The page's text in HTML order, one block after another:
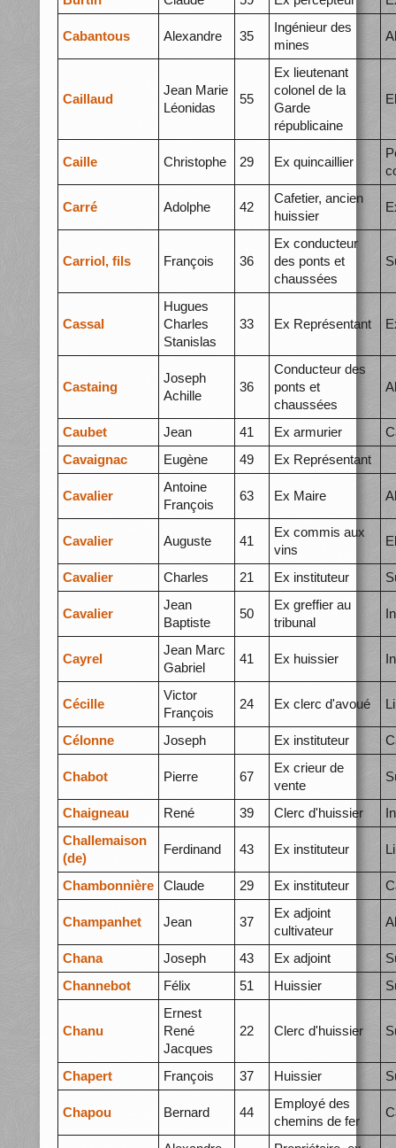
Cabantous Alexandre 35
Ingénieur des
mines
Caillaud
Jean Marie
Léonidas
55
Ex lieutenant
colonel de la
Garde
républicaine
Caille Christophe 29 Ex quincaillier
Carré Adolphe 42
Cafetier, ancien
huissier
Carriol, fils François 36
Ex conducteur
des ponts et
chaussées
Cassal
Hugues
Charles
Stanislas
33 Ex Représentant
Castaing
Joseph
Achille
36
Conducteur des
ponts et
chaussées
Caubet Jean 41 Ex armurier
Cavaignac
Eugène 49 Ex Représentant
Cavalier
Antoine
François
63 Ex Maire
Cavalier Auguste 41
Ex commis aux
vins
Cavalier Charles 21 Ex instituteur
Cavalier
Jean
Baptiste
50
Ex greffier au
tribunal
Cayrel
Jean Marc
Gabriel
41 Ex huissier
Cécille
Victor
François
24 Ex clerc d'avoué
Célonne Joseph Ex instituteur
Chabot Pierre 67
Ex crieur de
vente
Chaigneau René 39 Clerc d'huissier
Challemaison
(de)
Ferdinand 43 Ex instituteur
Chambonnière Claude 29 Ex instituteur
Champanhet Jean 37
Ex adjoint
cultivateur
Chana Joseph 43 Ex adjoint
Channebot
Félix 51 Huissier
Chanu
Ernest
René
Jacques
22 Clerc d'huissier
Chapert François 37 Huissier
Chapou Bernard 44
Employé des
chemins de fer